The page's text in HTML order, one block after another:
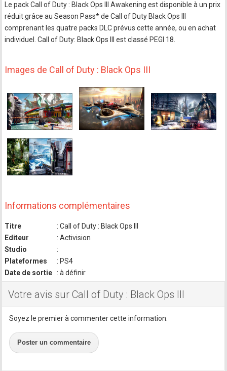
Le pack Call of Duty : Black Ops III Awakening est disponible à un prix
réduit grâce au Season Pass* de Call of Duty Black Ops III
comprenant les quatre packs DLC prévus cette année, ou en achat
individuel. Call of Duty: Black Ops III est classé PEGI 18.
Images de Call of Duty : Black Ops III
Informations complémentaires
Titre
: Call of Duty : Black Ops III
Editeur
: Activision
Studio
:
Plateformes
: PS4
Date de sortie
: à définir
Votre avis sur Call of Duty : Black Ops III
Soyez le premier à commenter cette information.
Poster un commentaire